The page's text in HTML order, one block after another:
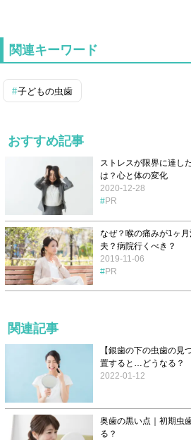
関連キーワード
子どもの虫歯
おすすめ記事
ストレスが限界に達し
は？心と体の変化
2020-12-28
PR
なぜ？喉の痛みが1ヶ
夫？病院行くべき？
2019-11-06
PR
関連記事
【銀歯の下の虫歯の見
置すると…どうなる？
2022-01-12
奥歯の黒い点｜初期虫
る？